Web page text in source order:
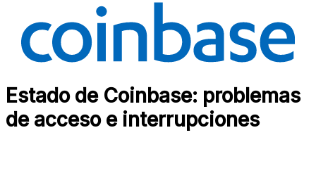
Estado de Coinbase: problemas
de acceso e interrupciones